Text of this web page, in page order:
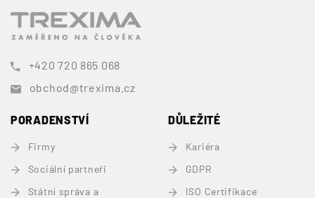
+420 720 865 068
obchod@trexima.cz
PORADENSTVÍ
Firmy
Sociální partneři
Státní správa a
DŮLEŽITÉ
Kariéra
GDPR
ISO Certifikace